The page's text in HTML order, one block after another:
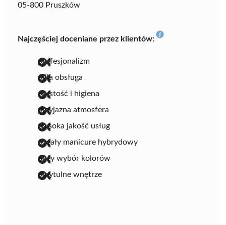
05-800 Pruszków
Najczęściej doceniane przez klientów:
profesjonalizm
miła obsługa
czystość i higiena
przyjazna atmosfera
wysoka jakość usług
trwały manicure hybrydowy
duży wybór kolorów
przytulne wnętrze